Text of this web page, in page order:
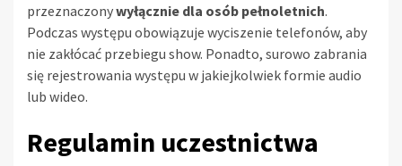
przeznaczonywyłącznie dla osób pełnoletnich.
Podczas występu obowiązuje wyciszenie telefonów, aby
nie zakłócać przebiegu show. Ponadto, surowo zabrania
się rejestrowania występu w jakiejkolwiek formie audio
lub wideo.
Regulamin uczestnictwa